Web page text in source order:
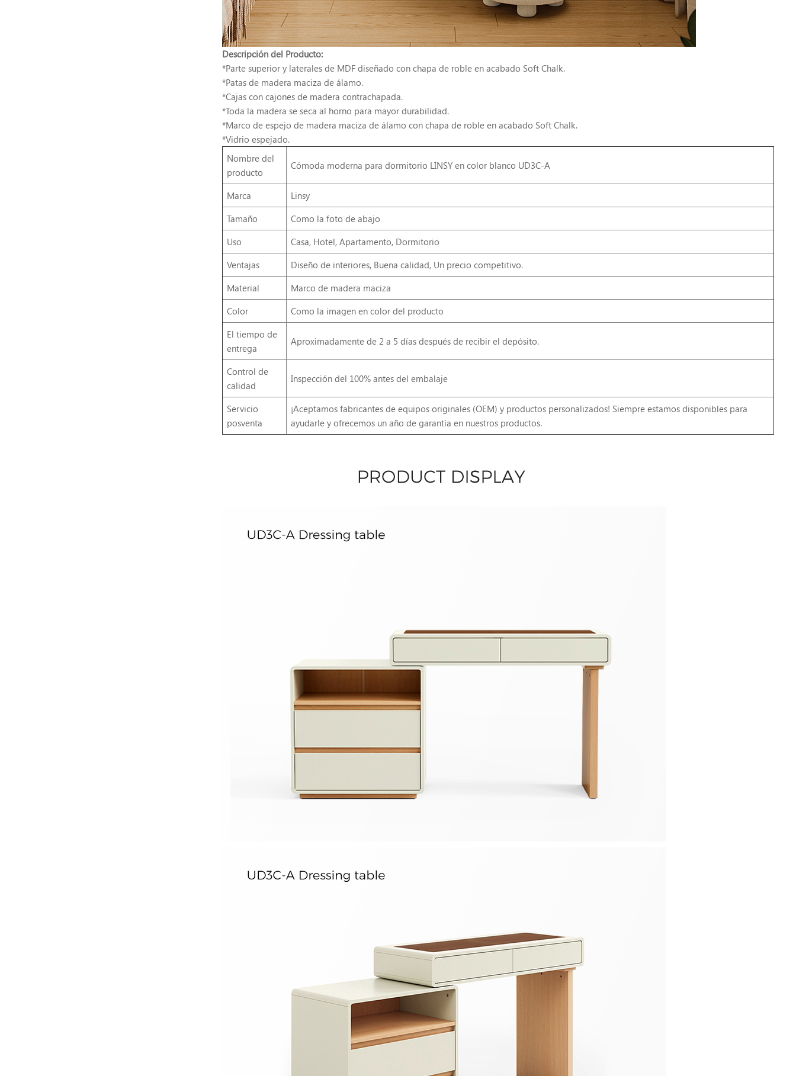
Descripción del Producto:
*Parte superior y laterales de MDF diseñado con chapa de roble en acabado Soft Chalk.
*Patas de madera maciza de álamo.
*Cajas con cajones de madera contrachapada.
*Toda la madera se seca al horno para mayor durabilidad.
*Marco de espejo de madera maciza de álamo con chapa de roble en acabado Soft Chalk.
*Vidrio espejado.
Nombre del
producto
Cómoda moderna para dormitorio LINSY en color blanco UD3C-A
Marca
Linsy
Tamaño
Como la foto de abajo
Uso
Casa, Hotel, Apartamento, Dormitorio
Ventajas
Diseño de interiores, Buena calidad, Un precio competitivo.
Material
Marco de madera maciza
Color
Como la imagen en color del producto
El tiempo de
entrega
Aproximadamente de 2 a 5 días después de recibir el depósito.
Control de
calidad
Inspección del 100% antes del embalaje
Servicio
posventa
¡Aceptamos fabricantes de equipos originales (OEM) y productos personalizados! Siempre estamos disponibles para
ayudarle y ofrecemos un año de garantía en nuestros productos.